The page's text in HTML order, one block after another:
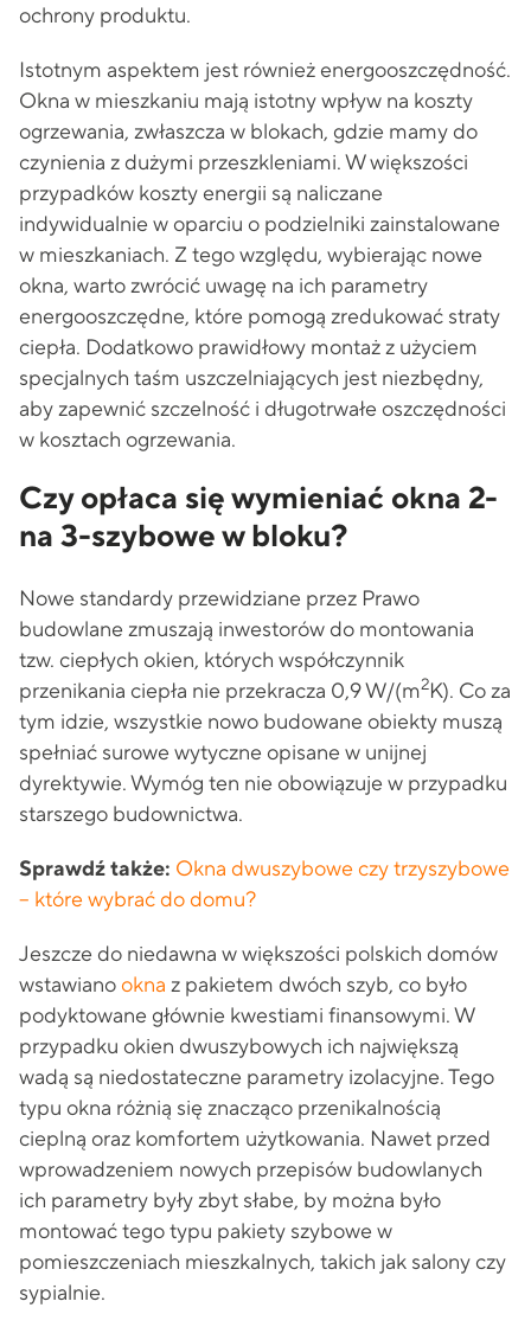
ochrony produktu.
Istotnym aspektem jest również energooszczędność.
Okna w mieszkaniu mają istotny wpływ na koszty
ogrzewania, zwłaszcza w blokach, gdzie mamy do
czynienia z dużymi przeszkleniami. W większości
przypadków koszty energii są naliczane
indywidualnie w oparciu o podzielniki zainstalowane
w mieszkaniach. Z tego względu, wybierając nowe
okna, warto zwrócić uwagę na ich parametry
energooszczędne, które pomogą zredukować straty
ciepła. Dodatkowo prawidłowy montaż z użyciem
specjalnych taśm uszczelniających jest niezbędny,
aby zapewnić szczelność i długotrwałe oszczędności
w kosztach ogrzewania.
Czy opłaca się wymieniać okna 2-
na 3-szybowe w bloku?
Nowe standardy przewidziane przez Prawo
budowlane zmuszają inwestorów do montowania
tzw. ciepłych okien, których współczynnik
przenikania ciepła nie przekracza 0,9 W/(m2K). Co za
tym idzie, wszystkie nowo budowane obiekty muszą
spełniać surowe wytyczne opisane w unijnej
dyrektywie. Wymóg ten nie obowiązuje w przypadku
starszego budownictwa.
Sprawdź także: Okna dwuszybowe czy trzyszybowe
– które wybrać do domu?
Jeszcze do niedawna w większości polskich domów
wstawianookna z pakietem dwóch szyb, co było
podyktowane głównie kwestiami finansowymi. W
przypadku okien dwuszybowych ich największą
wadą są niedostateczne parametry izolacyjne. Tego
typu okna różnią się znacząco przenikalnością
cieplną oraz komfortem użytkowania. Nawet przed
wprowadzeniem nowych przepisów budowlanych
ich parametry były zbyt słabe, by można było
montować tego typu pakiety szybowe w
pomieszczeniach mieszkalnych, takich jak salony czy
sypialnie.